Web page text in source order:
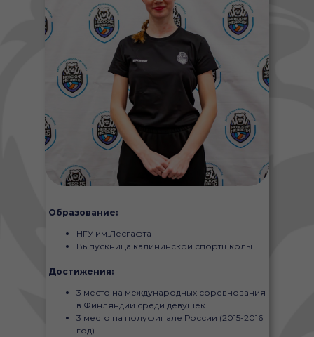
Образование:
НГУ им.Лесгафта
Выпускница калининской спортшколы
Достижения:
3 место на международных соревнования
в Финляндии среди девушек
3 место на полуфинале России (2015-2016
год)